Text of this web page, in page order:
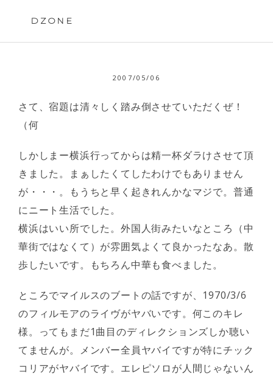
DZONE
2007/05/06
さて、宿題は清々しく踏み倒させていただくぜ！
（何
しかしまー横浜行ってからは精一杯ダラけさせて頂
きました。まぁしたくてしたわけでもありません
が・・・。もうちと早く起きれんかなマジで。普通
にニート生活でした。
横浜はいい所でした。外国人街みたいなところ（中
華街ではなくて）が雰囲気よくて良かったなあ。散
歩したいです。もちろん中華も食べました。
ところでマイルスのブートの話ですが、1970/3/6
のフィルモアのライヴがヤバいです。何このキレ
様。ってもまだ1曲目のディレクションズしか聴い
てませんが。メンバー全員ヤバイですが特にチック
コリアがヤバイです。エレピソロが人間じゃないん